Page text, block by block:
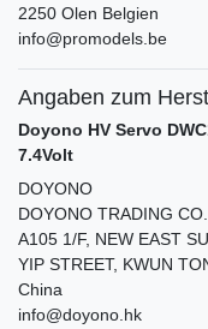
2250 Olen Belgien
info@promodels.be
Angaben zum
Doyono HV Servo
7.4Volt
DOYONO
DOYONO TRADING
A105 1/F, NEW EAST
YIP STREET, KWUN
China
info@doyono.hk